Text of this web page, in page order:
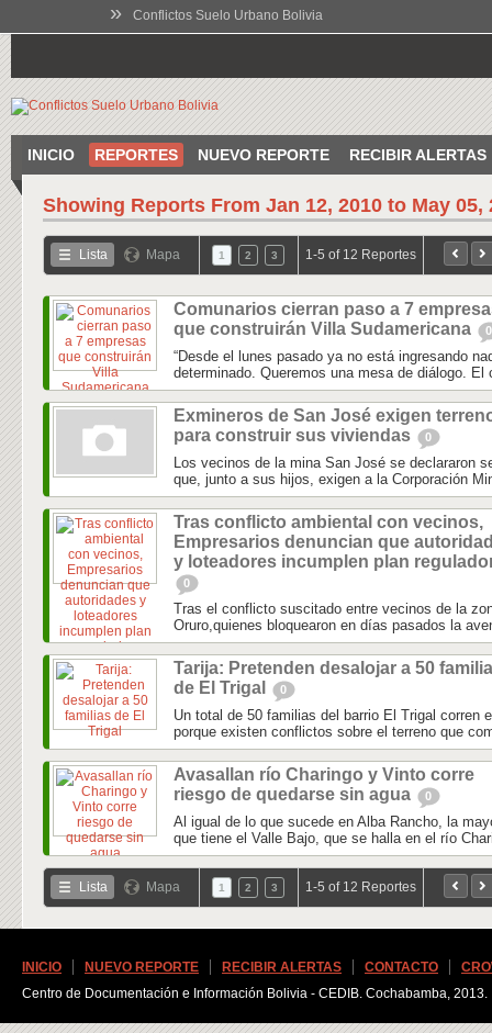
» Conflictos Suelo Urbano Bolivia
INICIO REPORTES NUEVO REPORTE RECIBIR ALERTAS
Showing Reports From Jan 12, 2010 to May 05,
Lista Mapa 1 2 3 1-5 of 12 Reportes
Comunarios cierran paso a 7
que construirán Villa Sudamericana
0
“Desde el lunes pasado ya no está ingresando
determinado. Queremos una mesa de diálogo. El
Exmineros de San José exigen
para construir sus viviendas
0
Los vecinos de la mina San José se declararon
que, junto a sus hijos, exigen a la Corporación
Tras conflicto ambiental con vecinos,
Empresarios denuncian que
y loteadores incumplen plan
0
Tras el conflicto suscitado entre vecinos de la
Oruro,quienes bloquearon en días pasados la
Tarija: Pretenden desalojar a 50
de El Trigal
0
Un total de 50 familias del barrio El Trigal corren
porque existen conflictos sobre el terreno que
Avasallan río Charingo y Vinto corre
riesgo de quedarse sin agua
0
Al igual de lo que sucede en Alba Rancho, la
que tiene el Valle Bajo, que se halla en el río
Lista Mapa 1 2 3 1-5 of 12 Reportes
INICIO NUEVO REPORTE RECIBIR ALERTAS CONTACTO
Centro de Documentación e Información Bolivia - CEDIB. Cochabamba, 2013.